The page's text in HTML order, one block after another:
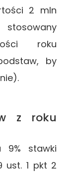
2 mln
roku
by
z roku
9% stawki
ust. 1 pkt 2